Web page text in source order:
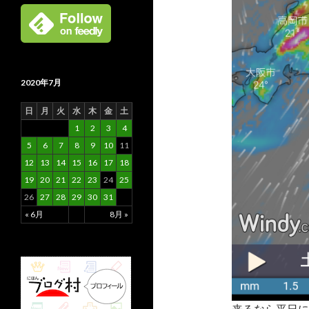
2020年7月
日 月 火 水 木 金 土
« 6月 8月 »
1 2 3
4
5
6 7 8 9 10
11
12
13 14 15 16 17
18
19 20 21 22 23 24 25
26 27 28 29 30 31